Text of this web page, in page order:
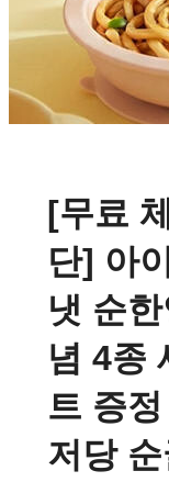
[무료
단] 아
냇 순
념 4종
트 증정
저당